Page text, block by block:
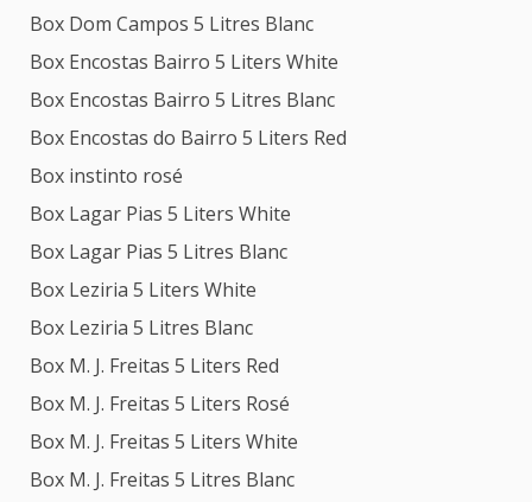
Box Dom Campos 5 Litres Blanc
Box Encostas Bairro 5 Liters White
Box Encostas Bairro 5 Litres Blanc
Box Encostas do Bairro 5 Liters Red
Box instinto rosé
Box Lagar Pias 5 Liters White
Box Lagar Pias 5 Litres Blanc
Box Leziria 5 Liters White
Box Leziria 5 Litres Blanc
Box M. J. Freitas 5 Liters Red
Box M. J. Freitas 5 Liters Rosé
Box M. J. Freitas 5 Liters White
Box M. J. Freitas 5 Litres Blanc